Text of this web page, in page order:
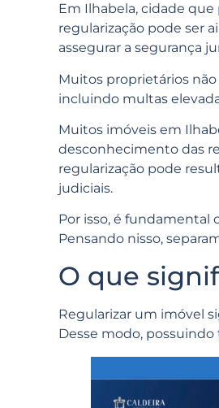
Em Ilhabela, cidade
regularização pode ser
assegurar a segurança
Muitos proprietários
incluindo multas
Muitos imóveis em
desconhecimento das
regularização pode
judiciais.
Por isso, é fundamental
Pensando nisso,
O que
Regularizar um imóvel
Desse modo,